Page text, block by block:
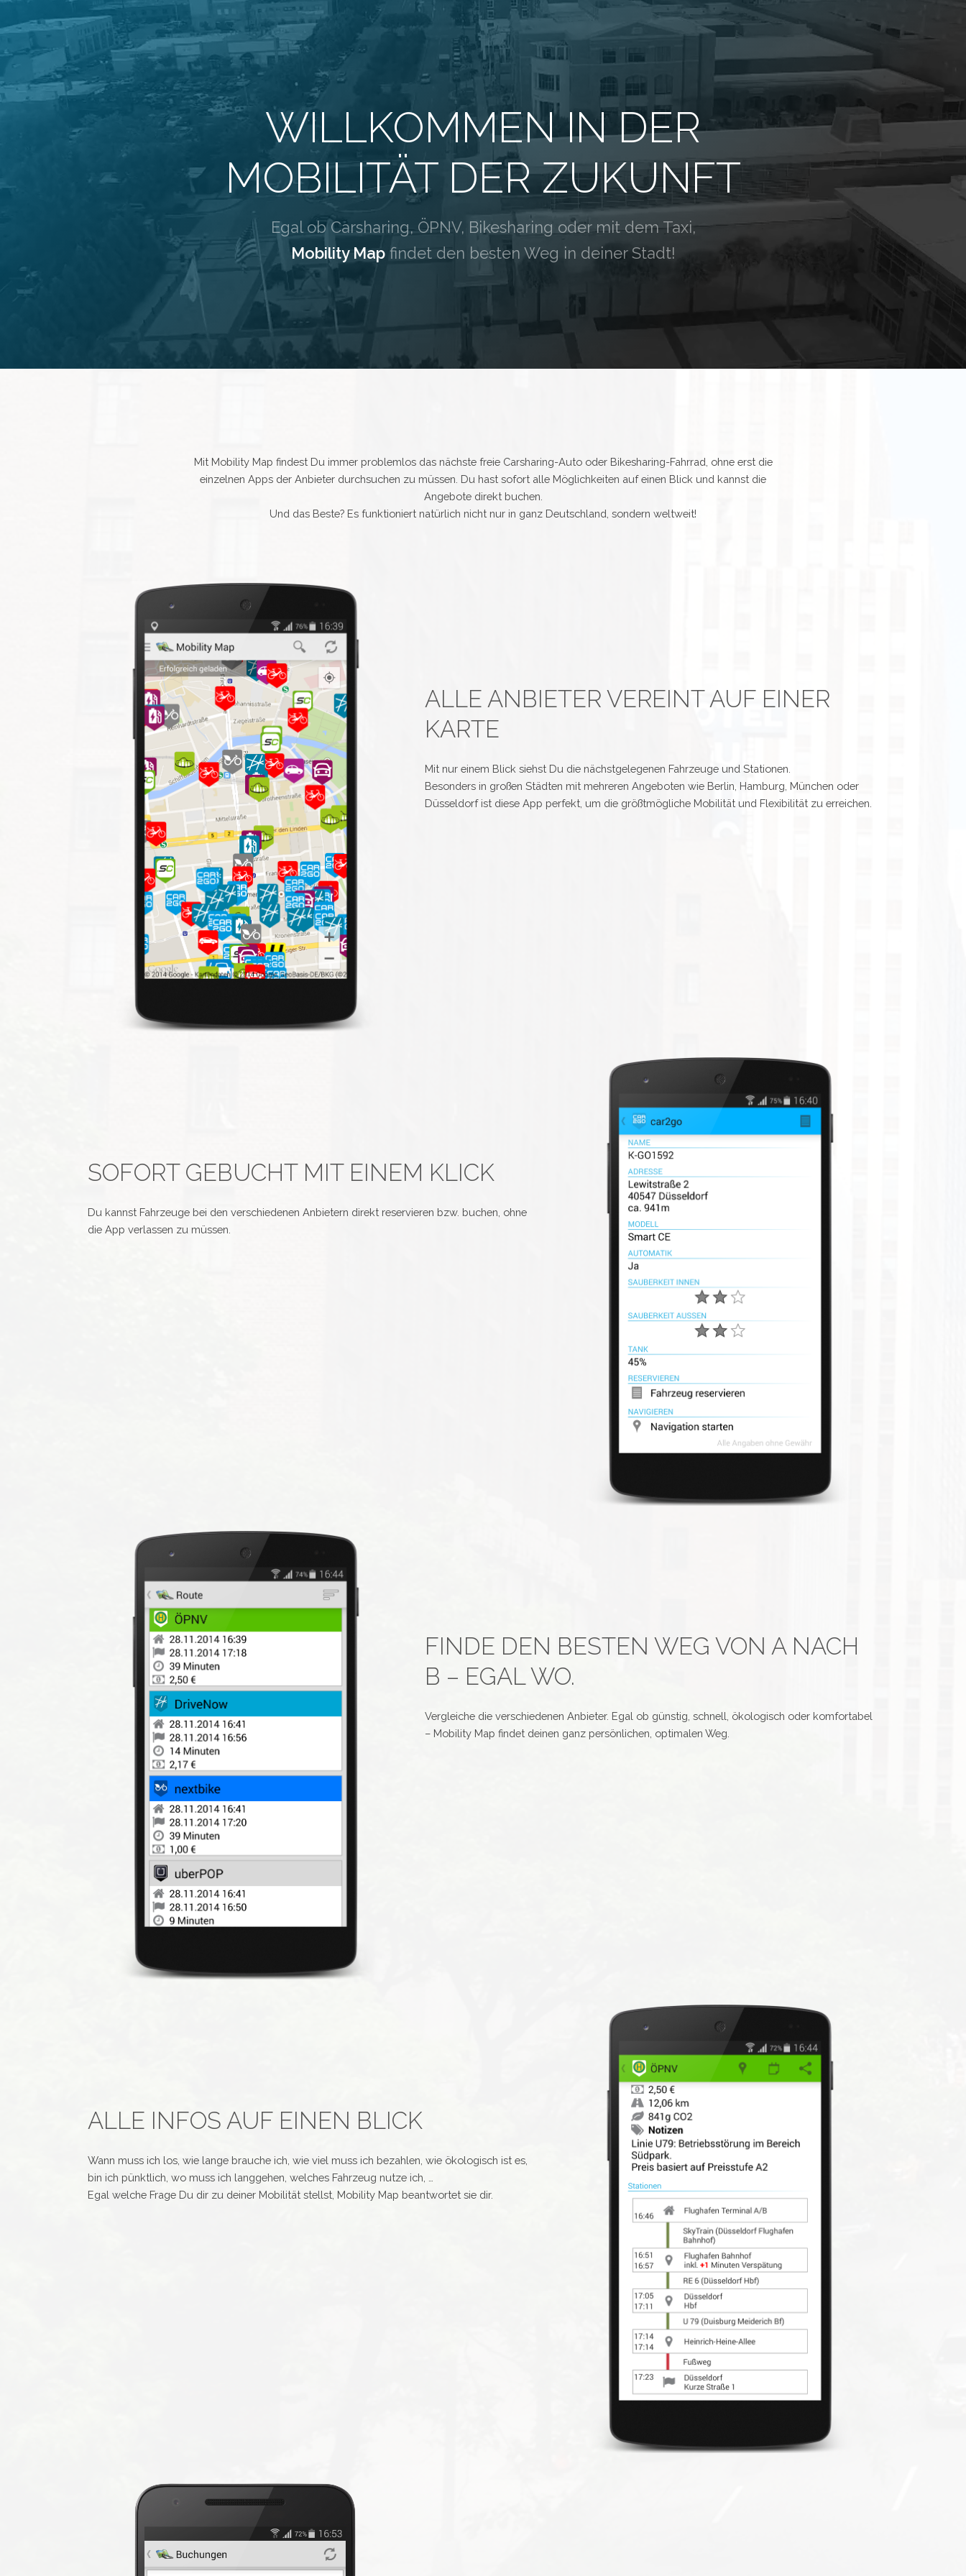
WILLKOMMEN IN DER
MOBILITÄT DER ZUKUNFT
Egal ob Carsharing, ÖPNV, Bikesharing oder mit dem Taxi,
Mobility Mapfindet den besten Weg in deiner Stadt!
Mit Mobility Map findest Du immer problemlos das nächste freie Carsharing-Auto oder Bikesharing-Fahrrad, ohne erst die
einzelnen Apps der Anbieter durchsuchen zu müssen. Du hast sofort alle Möglichkeiten auf einen Blick und kannst die
Angebote direkt buchen.
Und das Beste? Es funktioniert natürlich nicht nur in ganz Deutschland, sondern weltweit!
ALLE ANBIETER VEREINT AUF EINER
KARTE
Mit nur einem Blick siehst Du die nächstgelegenen Fahrzeuge und Stationen.
Besonders in großen Städten mit mehreren Angeboten wie Berlin, Hamburg, München oder
Düsseldorf ist diese App perfekt, um die größtmögliche Mobilität und Flexibilität zu erreichen.
SOFORT GEBUCHT MIT EINEM KLICK
Du kannst Fahrzeuge bei den verschiedenen Anbietern direkt reservieren bzw. buchen, ohne
die App verlassen zu müssen.
FINDE DEN BESTEN WEG VON A NACH
B – EGAL WO.
Vergleiche die verschiedenen Anbieter. Egal ob günstig, schnell, ökologisch oder komfortabel
– Mobility Map findet deinen ganz persönlichen, optimalen Weg.
ALLE INFOS AUF EINEN BLICK
Wann muss ich los, wie lange brauche ich, wie viel muss ich bezahlen, wie ökologisch ist es,
bin ich pünktlich, wo muss ich langgehen, welches Fahrzeug nutze ich, …
Egal welche Frage Du dir zu deiner Mobilität stellst, Mobility Map beantwortet sie dir.